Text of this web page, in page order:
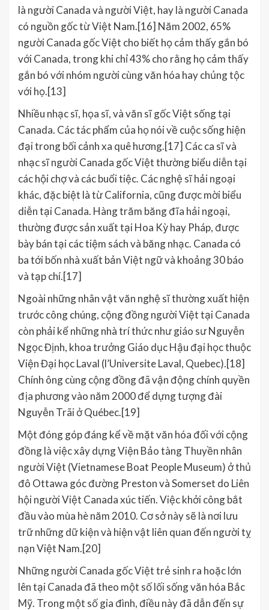
là người Canada và người Việt, hay là người Canada
có nguồn gốc từ Việt Nam.[16] Năm 2002, 65%
người Canada gốc Việt cho biết họ cảm thấy gắn bó
với Canada, trong khi chỉ 43% cho rằng họ cảm thấy
gắn bó với nhóm người cùng văn hóa hay chủng tộc
với họ.[13]
Nhiều nhạc sĩ, họa sĩ, và văn sĩ gốc Việt sống tại
Canada. Các tác phẩm của họ nói về cuộc sống hiện
đại trong bối cảnh xa quê hương.[17] Các ca sĩ và
nhạc sĩ người Canada gốc Việt thường biểu diễn tại
các hội chợ và các buổi tiệc. Các nghệ sĩ hải ngoại
khác, đặc biệt là từ California, cũng được mời biểu
diễn tại Canada. Hàng trăm băng đĩa hải ngoại,
thường được sản xuất tại Hoa Kỳ hay Pháp, được
bày bán tại các tiệm sách và băng nhạc. Canada có
ba tới bốn nhà xuất bản Việt ngữ và khoảng 30 báo
và tạp chí.[17]
Ngoài những nhân vật văn nghệ sĩ thường xuất hiện
trước công chúng, cộng đồng người Việt tại Canada
còn phải kể những nhà trí thức như giáo sư Nguyễn
Ngọc Định, khoa trưởng Giáo dục Hậu đại học thuộc
Viện Đại học Laval (l’Universite Laval, Quebec).[18]
Chính ông cùng cộng đồng đã vận động chính quyền
địa phương vào năm 2000 để dựng tượng đài
Nguyễn Trãi ở Québec.[19]
Một đóng góp đáng kể về mặt văn hóa đối với cộng
đồng là việc xây dựng Viện Bảo tàng Thuyền nhân
người Việt (Vietnamese Boat People Museum) ở thủ
đô Ottawa góc đường Preston và Somerset do Liên
hội người Việt Canada xúc tiến. Việc khởi công bắt
đầu vào mùa hè năm 2010. Cơ sở này sẽ là nơi lưu
trữ những dữ kiện và hiện vật liên quan đến người tỵ
nạn Việt Nam.[20]
Những người Canada gốc Việt trẻ sinh ra hoặc lớn
lên tại Canada đã theo một số lối sống văn hóa Bắc
Mỹ. Trong một số gia đình, điều này đã dẫn đến sự